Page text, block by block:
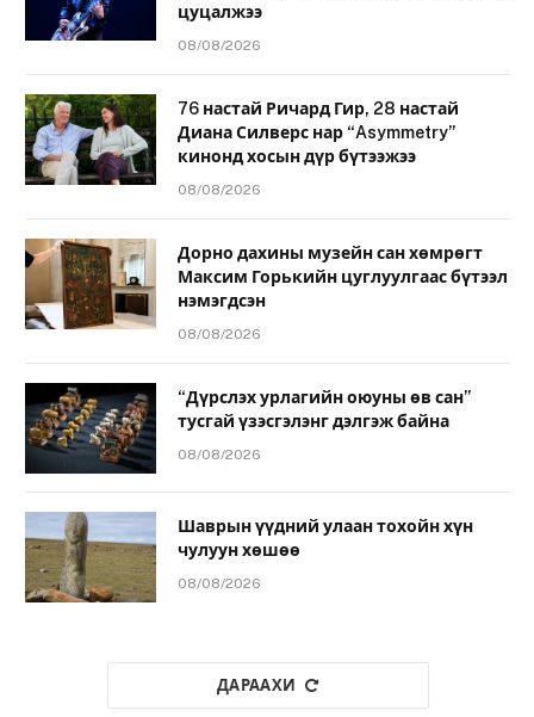
цуцалжээ
08/08/2026
76 настай Ричард Гир, 28 настай
Диана Силверс нар “Asymmetry”
кинонд хосын дүр бүтээжээ
08/08/2026
Дорно дахины музейн сан хөмрөгт
Максим Горькийн цуглуулгаас бүтээл
нэмэгдсэн
08/08/2026
“Дүрслэх урлагийн оюуны өв сан”
тусгай үзэсгэлэнг дэлгэж байна
08/08/2026
Шаврын үүдний улаан тохойн хүн
чулуун хөшөө
08/08/2026
ДАРААХИ